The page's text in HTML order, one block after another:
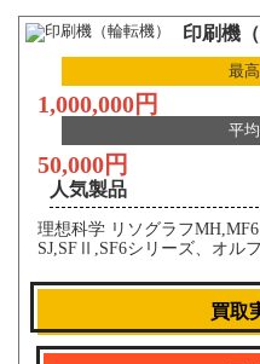
印刷機
最
1,000,000円
平
50,000円
人気製品
理想科学 リソグラフ
SJ,SFⅡ,SF6シリーズ、オル
買取